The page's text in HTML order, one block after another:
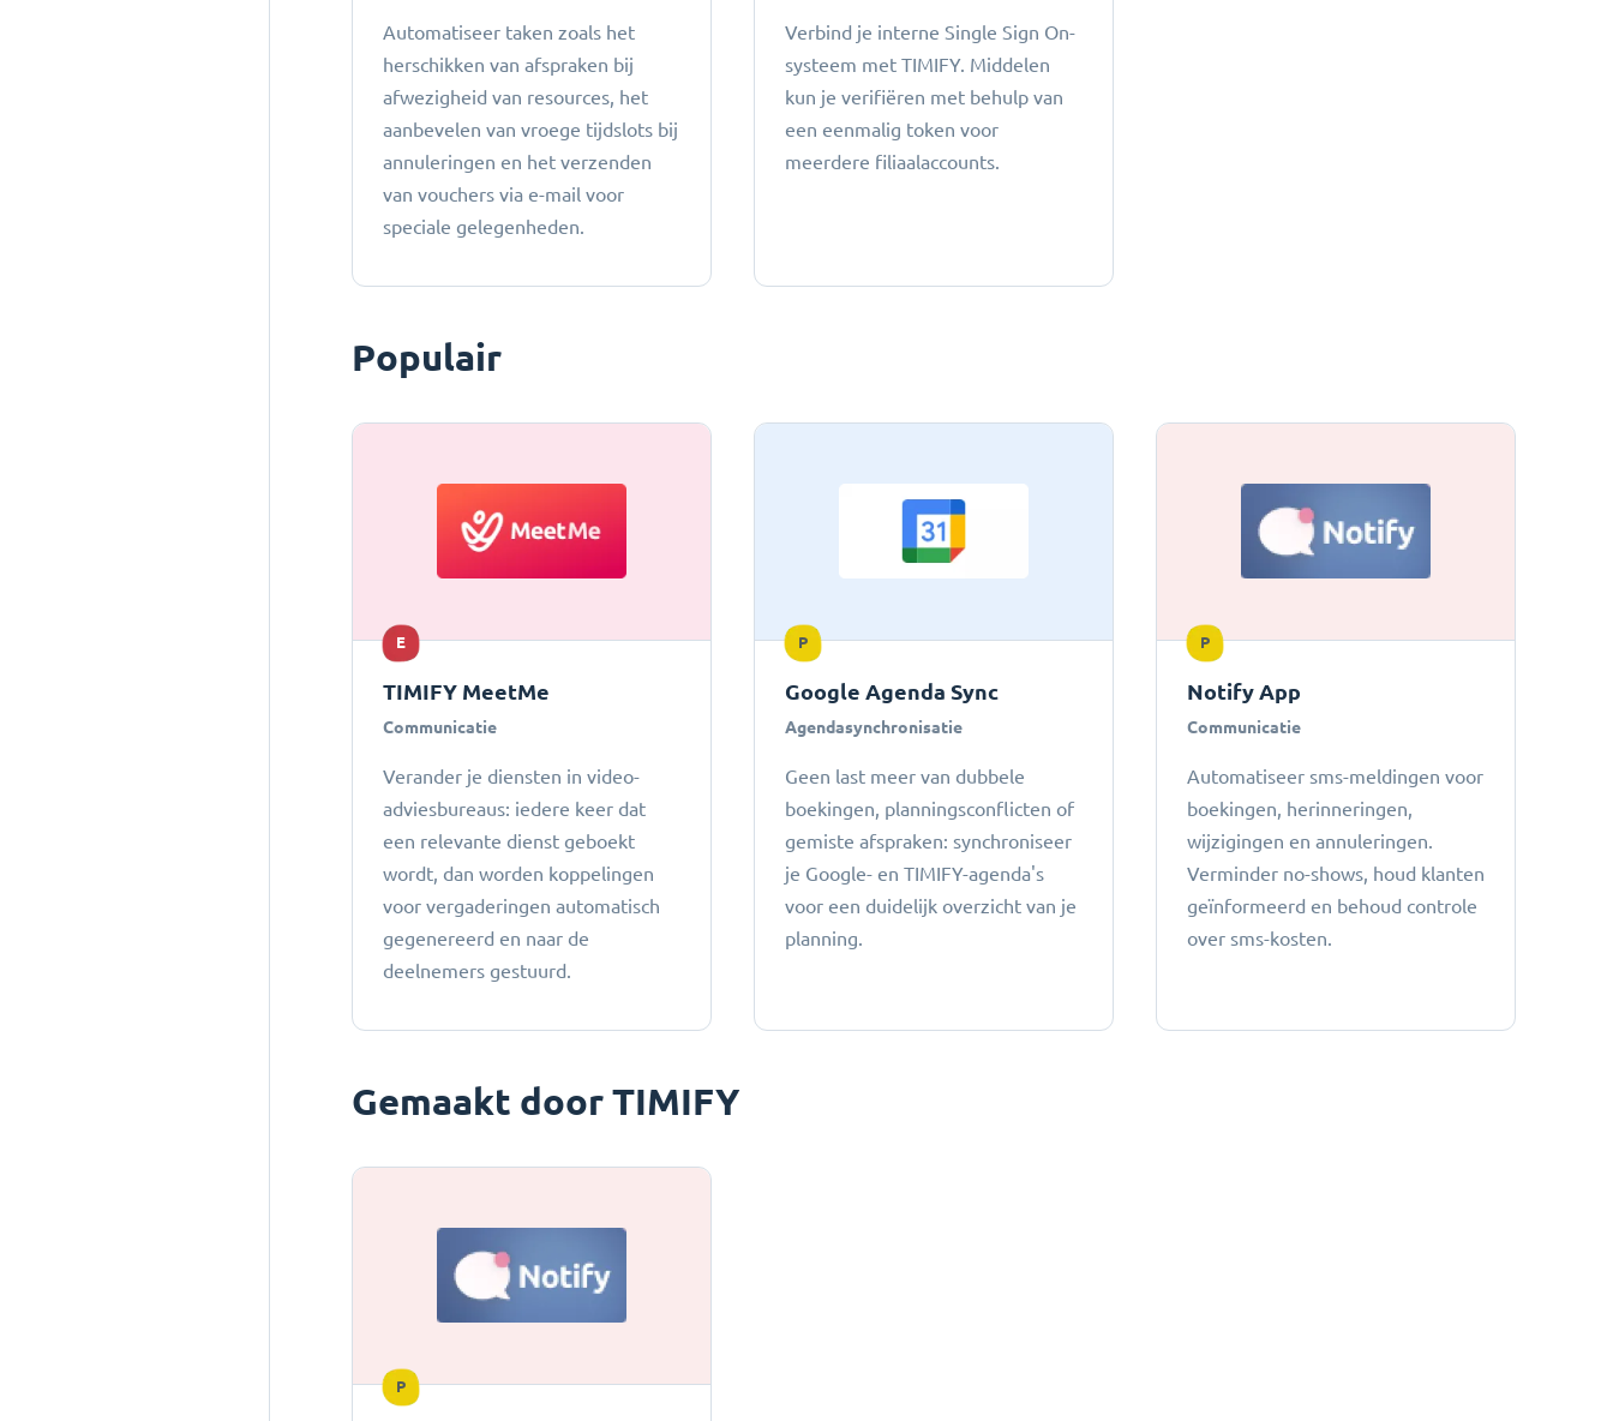
Automatiseer taken zoals het
herschikken van afspraken bij
afwezigheid van resources, het
aanbevelen van vroege tijdslots bij
annuleringen en het verzenden
van vouchers via e-mail voor
speciale gelegenheden.
Verbind je interne Single Sign On-
systeem met TIMIFY. Middelen
kun je verifiëren met behulp van
een eenmalig token voor
meerdere filiaalaccounts.
Populair
E
TIMIFY MeetMe
Communicatie
Verander je diensten in video-
adviesbureaus: iedere keer dat
een relevante dienst geboekt
wordt, dan worden koppelingen
voor vergaderingen automatisch
gegenereerd en naar de
deelnemers gestuurd.
P
Google Agenda Sync
Agendasynchronisatie
Geen last meer van dubbele
boekingen, planningsconflicten of
gemiste afspraken: ​​synchroniseer
je Google- en TIMIFY-agenda's
voor een duidelijk overzicht van je
planning.
P
Notify App
Communicatie
Automatiseer sms-meldingen voor
boekingen, herinneringen,
wijzigingen en annuleringen.
Verminder no-shows, houd klanten
geïnformeerd en behoud controle
over sms-kosten.
Gemaakt door TIMIFY
P